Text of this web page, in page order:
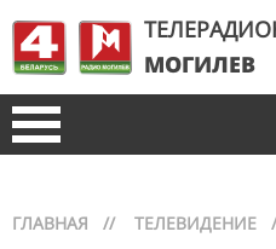
МОГИЛЕВ
ГЛАВНАЯ // ТЕЛЕВИДЕНИЕ